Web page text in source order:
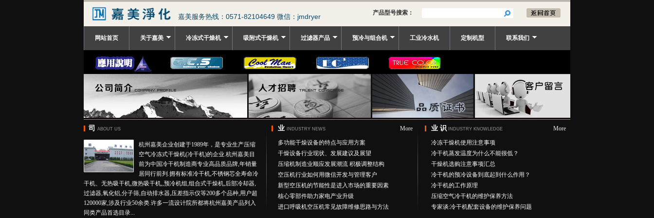
嘉美服务热线：0571-82104649 微信：jmdryer 产品型号搜索：
网站首页 关于嘉美 冷冻式干燥机 吸附式干燥机 过滤器产品 预冷与组合机 工业冷水机 定制机型 联系我们
司 ABOUT US
杭州嘉美企业创建于1989年，是专业生产压缩
空气冷冻式干燥机(冷干机)的企业.杭州嘉美目
前为中国冷干机制造商专业高品质品牌,年销量
居同行前列.拥有标准冷干机,不锈钢芯全寿命冷
干机、无热吸干机,微热吸干机,,预冷机组,组合式干燥机,后部冷却器,
过滤器,氧化铝,分子筛,自动排水器,压差指示仪等200多个品种,用户超
120000家,涉及行业50余类.许多一流设计院所都将杭州嘉美产品列入
同类产品首选目录...
业 INDUSTRY NEWS More
多功能干燥设备的特点与应用方案
干燥设备行业现状、发展建议及展望
压缩机制造业顺应发展潮流 积极调整结构
空压机行业如何用微信开发与管理客户
新型空压机的节能性是进入市场的重要因素
核心零部件助力家电产业升级
进口呼吸机空压机常见故障维修思路与方法
业 识 INDUSTRY KNOWLEDGE More
冷冻干燥机使用注意事项
冷干机蒸发温度为什么不能很低？
干燥机选购注意事项汇总
冷干机的预冷设备到底起到什么作用？
冷干机的工作原理
压缩空气冷干机的维护保养方法
专家谈:冷干机配套设备的维护保养问题